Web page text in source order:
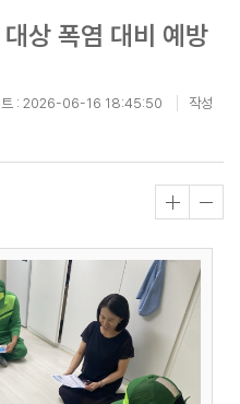
상 폭염 대비 예방
: 2026-06-16 18:45:50
작성